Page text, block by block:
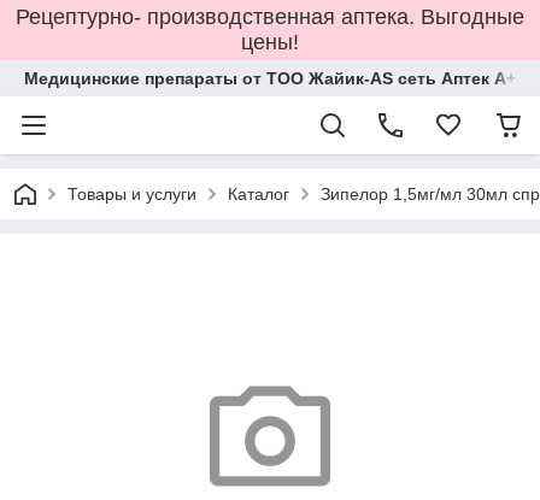
Рецептурно- производственная аптека. Выгодные
цены!
Медицинские препараты от ТОО Жайик-AS сеть Аптек А+
Товары и услуги Каталог Зипелор 1,5мг/мл 30мл